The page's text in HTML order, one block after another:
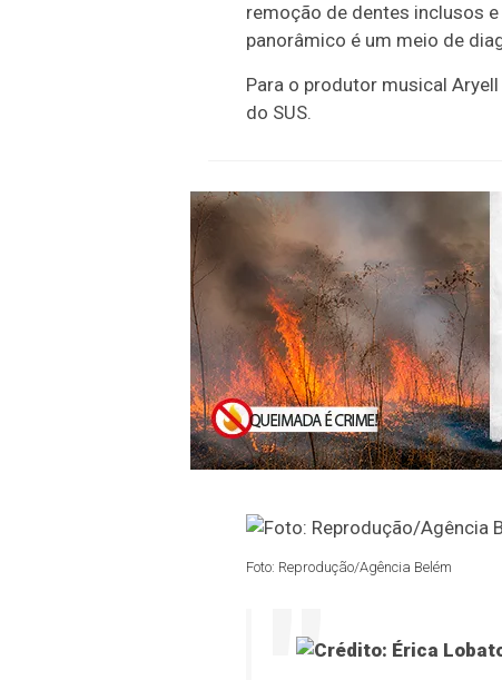
remoção de dentes inclusos
panorâmico é um meio de
Para o produtor musical
do SUS.
Foto: Reprodução/Agência Belém